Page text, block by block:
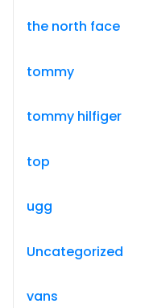
the north face
tommy
tommy hilfiger
top
ugg
Uncategorized
vans